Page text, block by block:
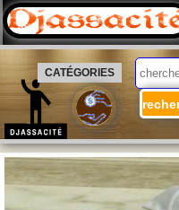
CATÉGORIES